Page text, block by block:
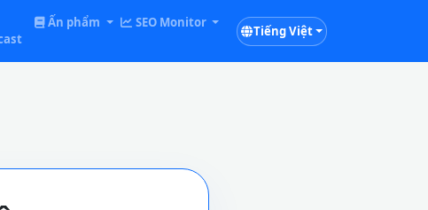
Ấn phẩm SEO Monitor
Tiếng Việt